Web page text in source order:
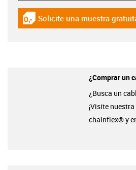
igus-icon-gratismuster
Solicite una muestra
¿Comprar un
¿Busca un
¡Visite
chainflex® y